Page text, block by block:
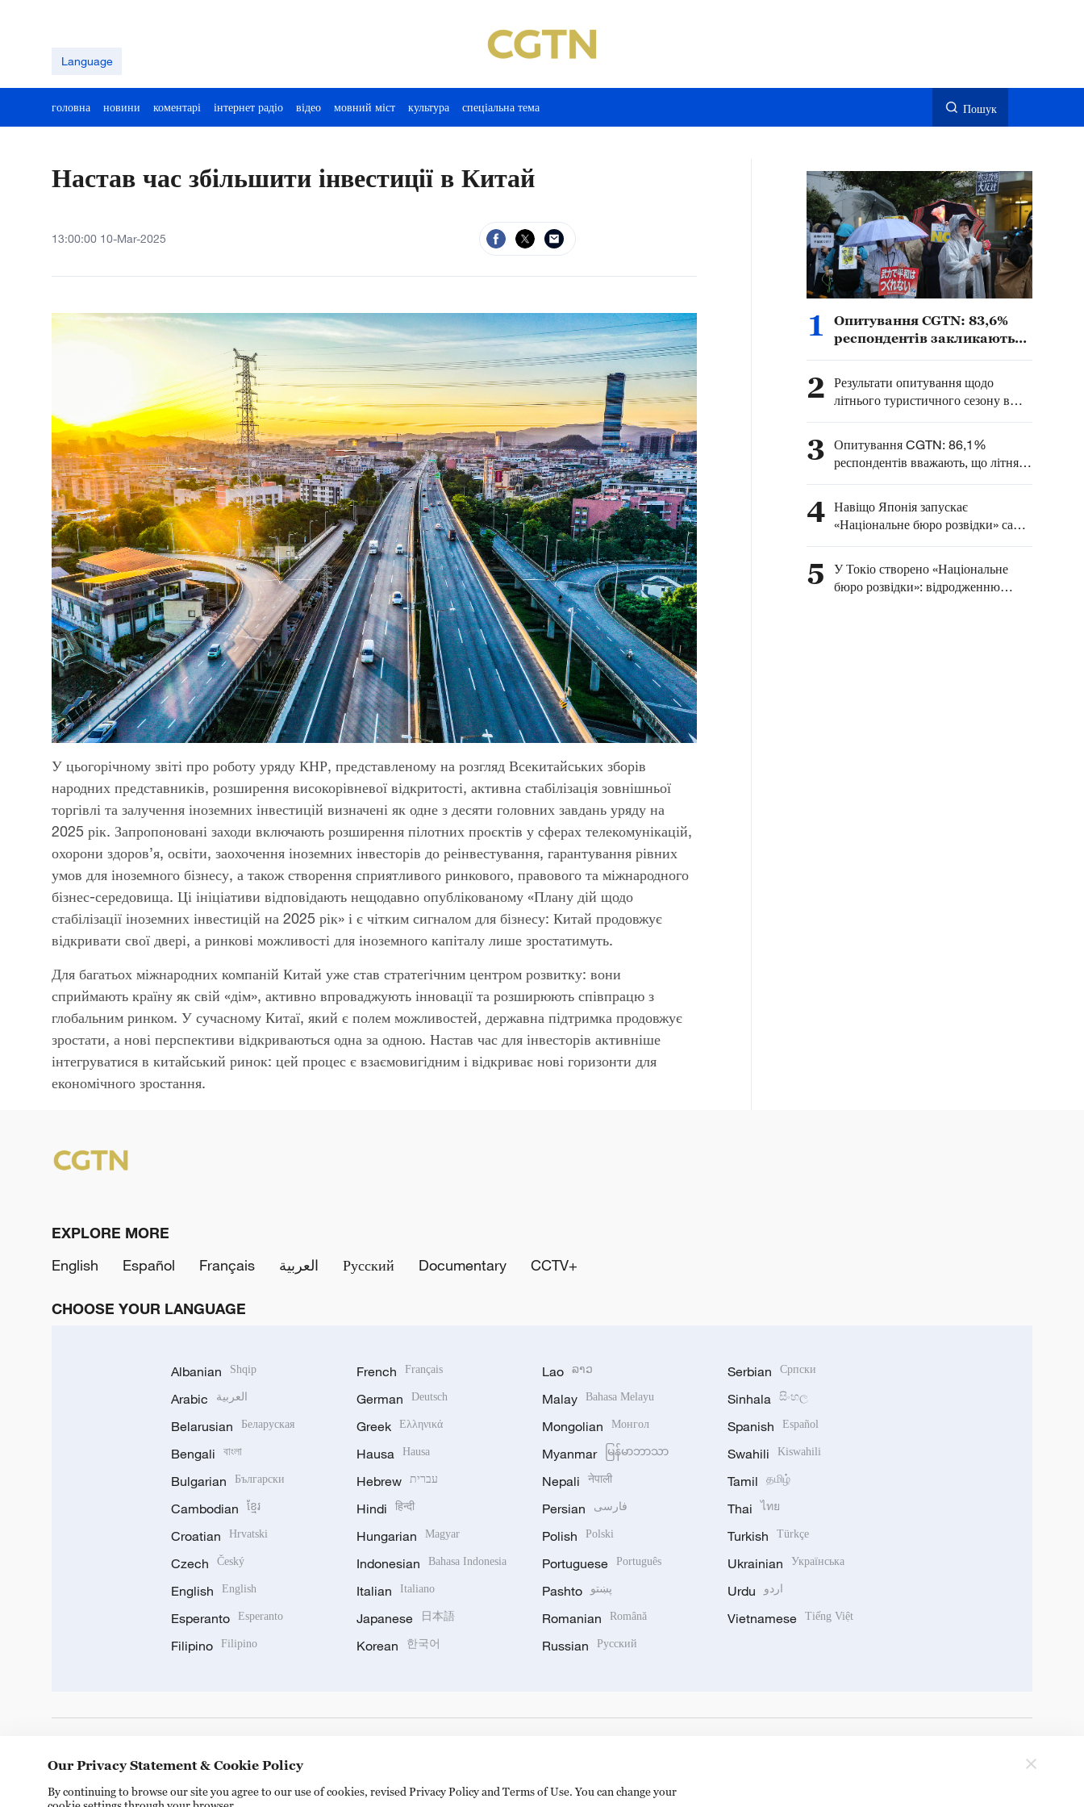
Language
головна новини коментарі інтернет радіо відео мовний міст культура спеціальна тема Пошук
Настав час збільшити інвестиції в Китай
13:00:00 10-Mar-2025
У цьогорічному звіті про роботу уряду КНР, представленому на розгляд Всекитайських зборів
народних представників, розширення високорівневої відкритості, активна стабілізація зовнішньої
торгівлі та залучення іноземних інвестицій визначені як одне з десяти головних завдань уряду на
2025 рік. Запропоновані заходи включають розширення пілотних проєктів у сферах телекомунікацій,
охорони здоров’я, освіти, заохочення іноземних інвесторів до реінвестування, гарантування рівних
умов для іноземного бізнесу, а також створення сприятливого ринкового, правового та міжнародного
бізнес-середовища. Ці ініціативи відповідають нещодавно опублікованому «Плану дій щодо
стабілізації іноземних інвестицій на 2025 рік» і є чітким сигналом для бізнесу: Китай продовжує
відкривати свої двері, а ринкові можливості для іноземного капіталу лише зростатимуть.
Для багатьох міжнародних компаній Китай уже став стратегічним центром розвитку: вони
сприймають країну як свій «дім», активно впроваджують інновації та розширюють співпрацю з
глобальним ринком. У сучасному Китаї, який є полем можливостей, державна підтримка продовжує
зростати, а нові перспективи відкриваються одна за одною. Настав час для інвесторів активніше
інтегруватися в китайський ринок: цей процес є взаємовигідним і відкриває нові горизонти для
економічного зростання.
1
Опитування CGTN: 83,6%
респондентів закликають
розвитком Японії під
прапором нового
мілітаризму
2 Результати опитування щодо
літнього туристичного сезону в
Китаї: понад 90% респондентів
міжнародного інтересу до КНР
3 Опитування CGTN: 86,1%
респондентів вважають, що літня
економіка Китаю сприяє
4 Навіщо Японія запускає
«Національне бюро розвідки» саме
31 липня — у день, що нагадує про
5
У Токіо створено «Національне
бюро розвідки»: відродженню
EXPLORE MORE
English
Español Français العربية Русский Documentary CCTV+
CHOOSE YOUR LANGUAGE
Albanian Shqip
Arabic العربية
Belarusian Беларуская
Bengali বাংলা
Bulgarian Български
Cambodian ខ្មែរ
Croatian Hrvatski
Czech Český
English English
Esperanto Esperanto
Filipino Filipino
French Français
German Deutsch
Greek Ελληνικά
Hausa Hausa
Hebrew עברית
Hindi हिन्दी
Hungarian Magyar
Indonesian Bahasa Indonesia
Italian Italiano
Japanese 日本語
Korean 한국어
Lao ລາວ
Malay Bahasa Melayu
Mongolian Монгол
Myanmar မြန်မာဘာသာ
Nepali नेपाली
Persian فارسی
Polish Polski
Portuguese Português
Pashto پښتو
Romanian Română
Russian Русский
Serbian Српски
Sinhala සිංහල
Spanish Español
Swahili Kiswahili
Tamil தமிழ்
Thai ไทย
Turkish Türkçe
Ukrainian Українська
Urdu اردو
Vietnamese Tiếng Việt
Our Privacy Statement & Cookie Policy
By continuing to browse our site you agree to our use of cookies, revised Privacy Policy and Terms of Use. You can change your